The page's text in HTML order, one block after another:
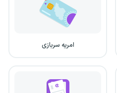
امریه سربازی